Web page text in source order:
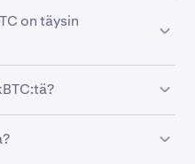
vakuutettu vastaavalla
Bitcoinia. Tämä
läpinäkyvyyden ja
on täysin
antamalla käyttäjien
saatavilla, jotka